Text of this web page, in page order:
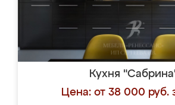
Кухня
Цена: от 38 000 руб.